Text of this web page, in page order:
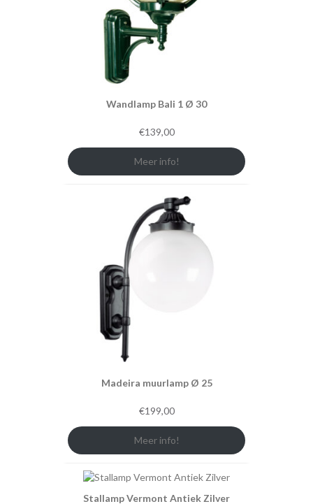
Wandlamp Bali 1 Ø 30
€139,00
Meer info!
Madeira muurlamp Ø 25
€199,00
Meer info!
Stallamp Vermont Antiek Zilver